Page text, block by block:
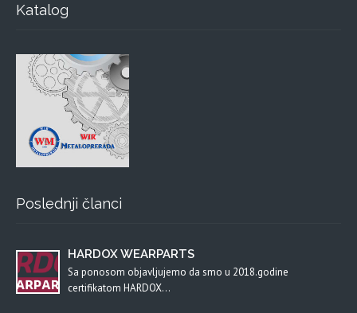
Katalog
Poslednji članci
HARDOX WEARPARTS
Sa ponosom objavljujemo da smo u 2018.godine
certifikatom HARDOX…